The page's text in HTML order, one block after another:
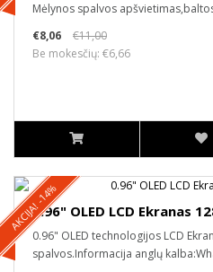
Mėlynos spalvos
€8,06
€11,00
Be mokesčių: €6,66
AKCIJA! -14%0.96" OLED LCD Ekranas
0.96" OLED technologijos LCD
spalvos.Informacija anglų